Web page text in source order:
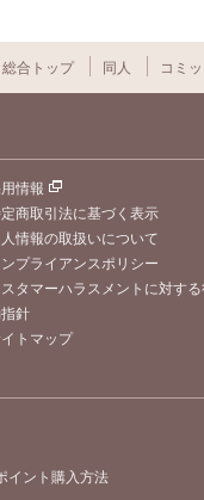
総合トップ 同人 コミ
情報
商取引法に基づく表示
情報の取扱いについて
ンプライアンスポリシー
タマーハラスメントに対す
針
トマップ
イント購入方法